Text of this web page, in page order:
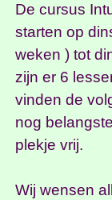
De cursus
starten op
weken ) tot
zijn er 6
vinden de
nog
plekje vrij.
Wij wensen